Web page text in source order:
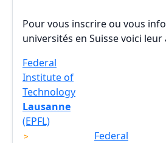
Pour vous inscrire ou vous
universités en Suisse voici leur
Federal
Institute of
Technology
Lausanne
(EPFL)
Federal